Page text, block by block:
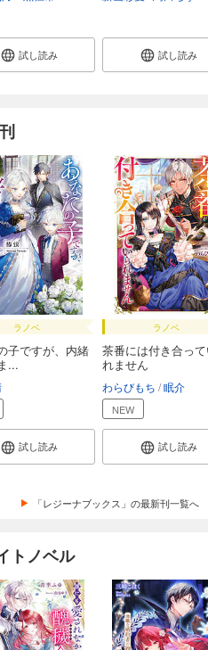
試し読み 試し読み
ラノベ
子ですが、内緒
...
試し読み
ラノベ
茶番には付き合っ
れません
わらびもち 眠介
NEW
試し読み
「レジーナブックス」の最新刊一覧へ
トノベル